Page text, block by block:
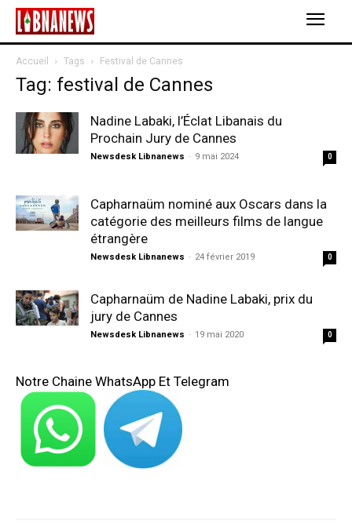
Accueil Tags Festival de Cannes
Tag: festival de Cannes
Nadine Labaki, l’Éclat Libanais du
Prochain Jury de Cannes
Newsdesk Libnanews - 9 mai 2024 0
Capharnaüm nominé aux Oscars dans la
catégorie des meilleurs films de langue
étrangère
Newsdesk Libnanews - 24 février 2019 0
Capharnaüm de Nadine Labaki, prix du
jury de Cannes
Newsdesk Libnanews - 19 mai 2020 0
Notre Chaine WhatsApp Et Telegram